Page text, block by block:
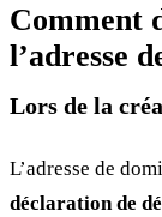
Comment
l’adresse
Lors de la
L’adresse de
déclaration de